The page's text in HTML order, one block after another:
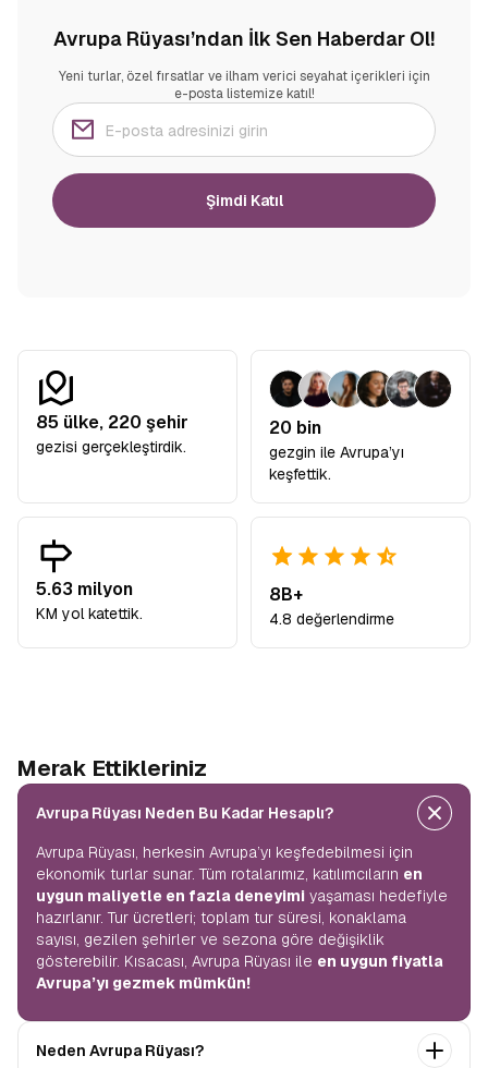
Avrupa Rüyası’ndan İlk Sen Haberdar Ol!
Yeni turlar, özel fırsatlar ve ilham verici seyahat içerikleri için
e-posta listemize katıl!
Şimdi Katıl
85 ülke, 220 şehir
gezisi gerçekleştirdik.
20 bin
gezgin ile Avrupa’yı
keşfettik.
5.63 milyon
KM yol katettik.
8B+
4.8 değerlendirme
Merak Ettikleriniz
Avrupa Rüyası Neden Bu Kadar Hesaplı?
Avrupa Rüyası, herkesin Avrupa’yı keşfedebilmesi için
ekonomik turlar sunar. Tüm rotalarımız, katılımcıların en
uygun maliyetle en fazla deneyimi yaşaması hedefiyle
hazırlanır. Tur ücretleri; toplam tur süresi, konaklama
sayısı, gezilen şehirler ve sezona göre değişiklik
gösterebilir. Kısacası, Avrupa Rüyası ile en uygun fiyatla
Avrupa’yı gezmek mümkün!
Neden Avrupa Rüyası?